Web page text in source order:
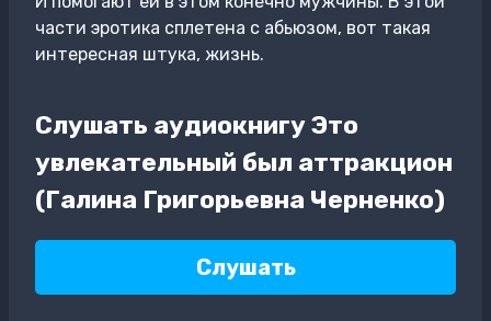
части эротика сплетена с абьюзом, вот такая
интересная штука, жизнь.
Слушать аудиокнигу Это
увлекательный был аттракцион
(Галина Григорьевна Черненко)
Слушать